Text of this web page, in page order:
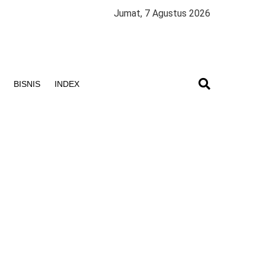
Jumat, 7 Agustus 2026
BISNIS INDEX